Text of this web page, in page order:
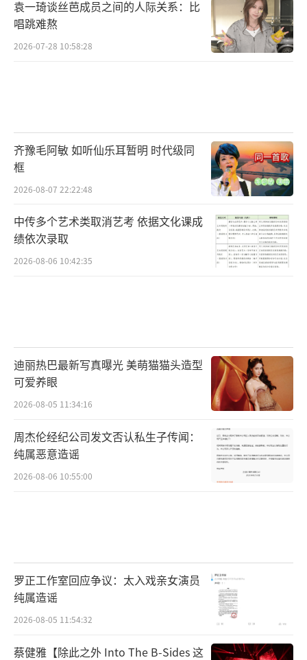
打造“看不见的特效”
时隔三年，拓新好莱坞科幻电影全新面貌
迷以颠覆性的视听震撼。诚如电影杂志《好莱
坞报道者》的展望所言：“任何时候进入丹尼
斯的《沙丘》系列都不算晚，你甚至无需真正
看懂它，只需要沉浸在这部电影建构的浪漫世
界里，让光影和音效友善地侵入你的神经，并
像保罗·厄崔迪一样感受它。我们有理由相信
尽可能地舍弃绿幕，实现极致的实景拍
摄，是“维氏沙丘”一以贯之的观感保障。与
现今大多数科幻电影不同，《沙丘》系列希望
用“真实”赋予科幻类型以更逼真的银幕效
果。因此，实物实景拍摄便显得不可或缺。对
于演员来说，海量实景拍摄堪称表演福音。正
如主演提莫西·查拉梅所言：“演员可以从真
梅特（《沙丘》《降临》《银翼杀手2049》）
从概念图入手，将实景面貌可视化预演，借助
摄影师格雷格·弗莱瑟（《沙丘》《新蝙蝠
侠》《曼达洛人》）和布景团队呈现出绝对的
袁一琦谈丝芭成员之间的人际关系：比
唱跳难熬
2026-07-28 10:58:28
齐豫毛阿敏 如听仙乐耳暂明 时代级同
框
2026-08-07 22:22:48
中传多个艺术类取消艺考 依据文化课成
绩依次录取
2026-08-06 10:42:35
迪丽热巴最新写真曝光 美萌猫猫头造型
可爱养眼
2026-08-05 11:34:16
周杰伦经纪公司发文否认私生子传闻：
纯属恶意造谣
2026-08-06 10:55:00
罗正工作室回应争议：太入戏亲女演员
纯属造谣
2026-08-05 11:54:32
蔡健雅【除此之外 Into The B-Sides 这